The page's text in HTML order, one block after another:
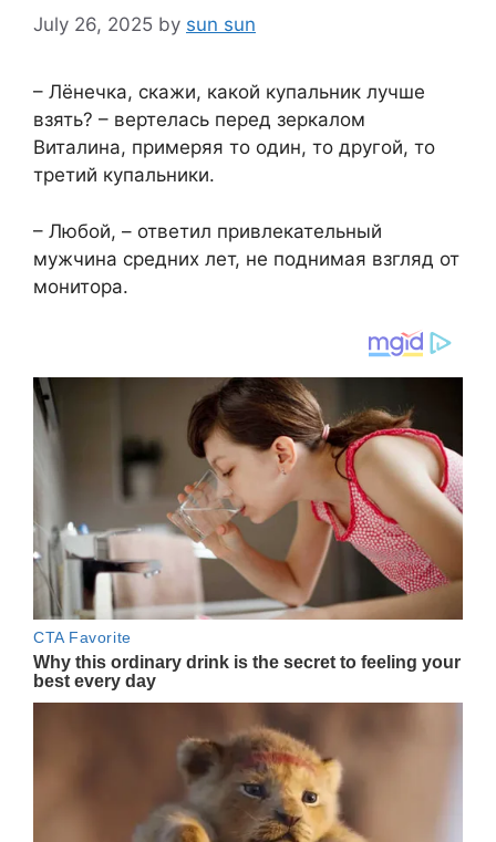
July 26, 2025 by sun sun
– Лёнечка, скажи, какой купальник лучше
взять? – вертелась перед зеркалом
Виталина, примеряя то один, то другой, то
третий купальники.
– Любой, – ответил привлекательный
мужчина средних лет, не поднимая взгляд от
монитора.